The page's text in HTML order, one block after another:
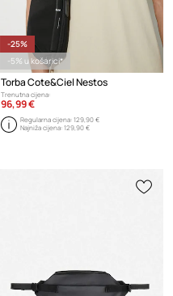
-25%
-5% u košarici*
Torba Cote&Ciel Nestos
Trenutna cijena:
96,99 €
Regularna cijena:129,90 €
Najniža cijena:129,90 €